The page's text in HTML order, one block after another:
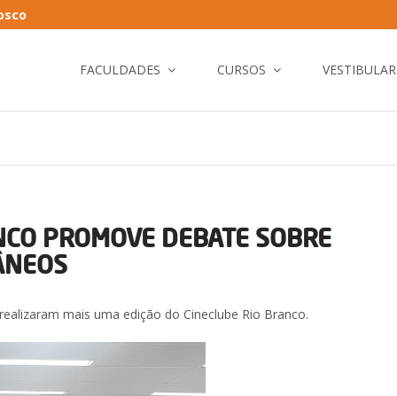
FACULDADES CURSOS VESTIBULAR
PROMOVE DEBATE SOBRE
mais uma edição do Cineclube Rio Branco.